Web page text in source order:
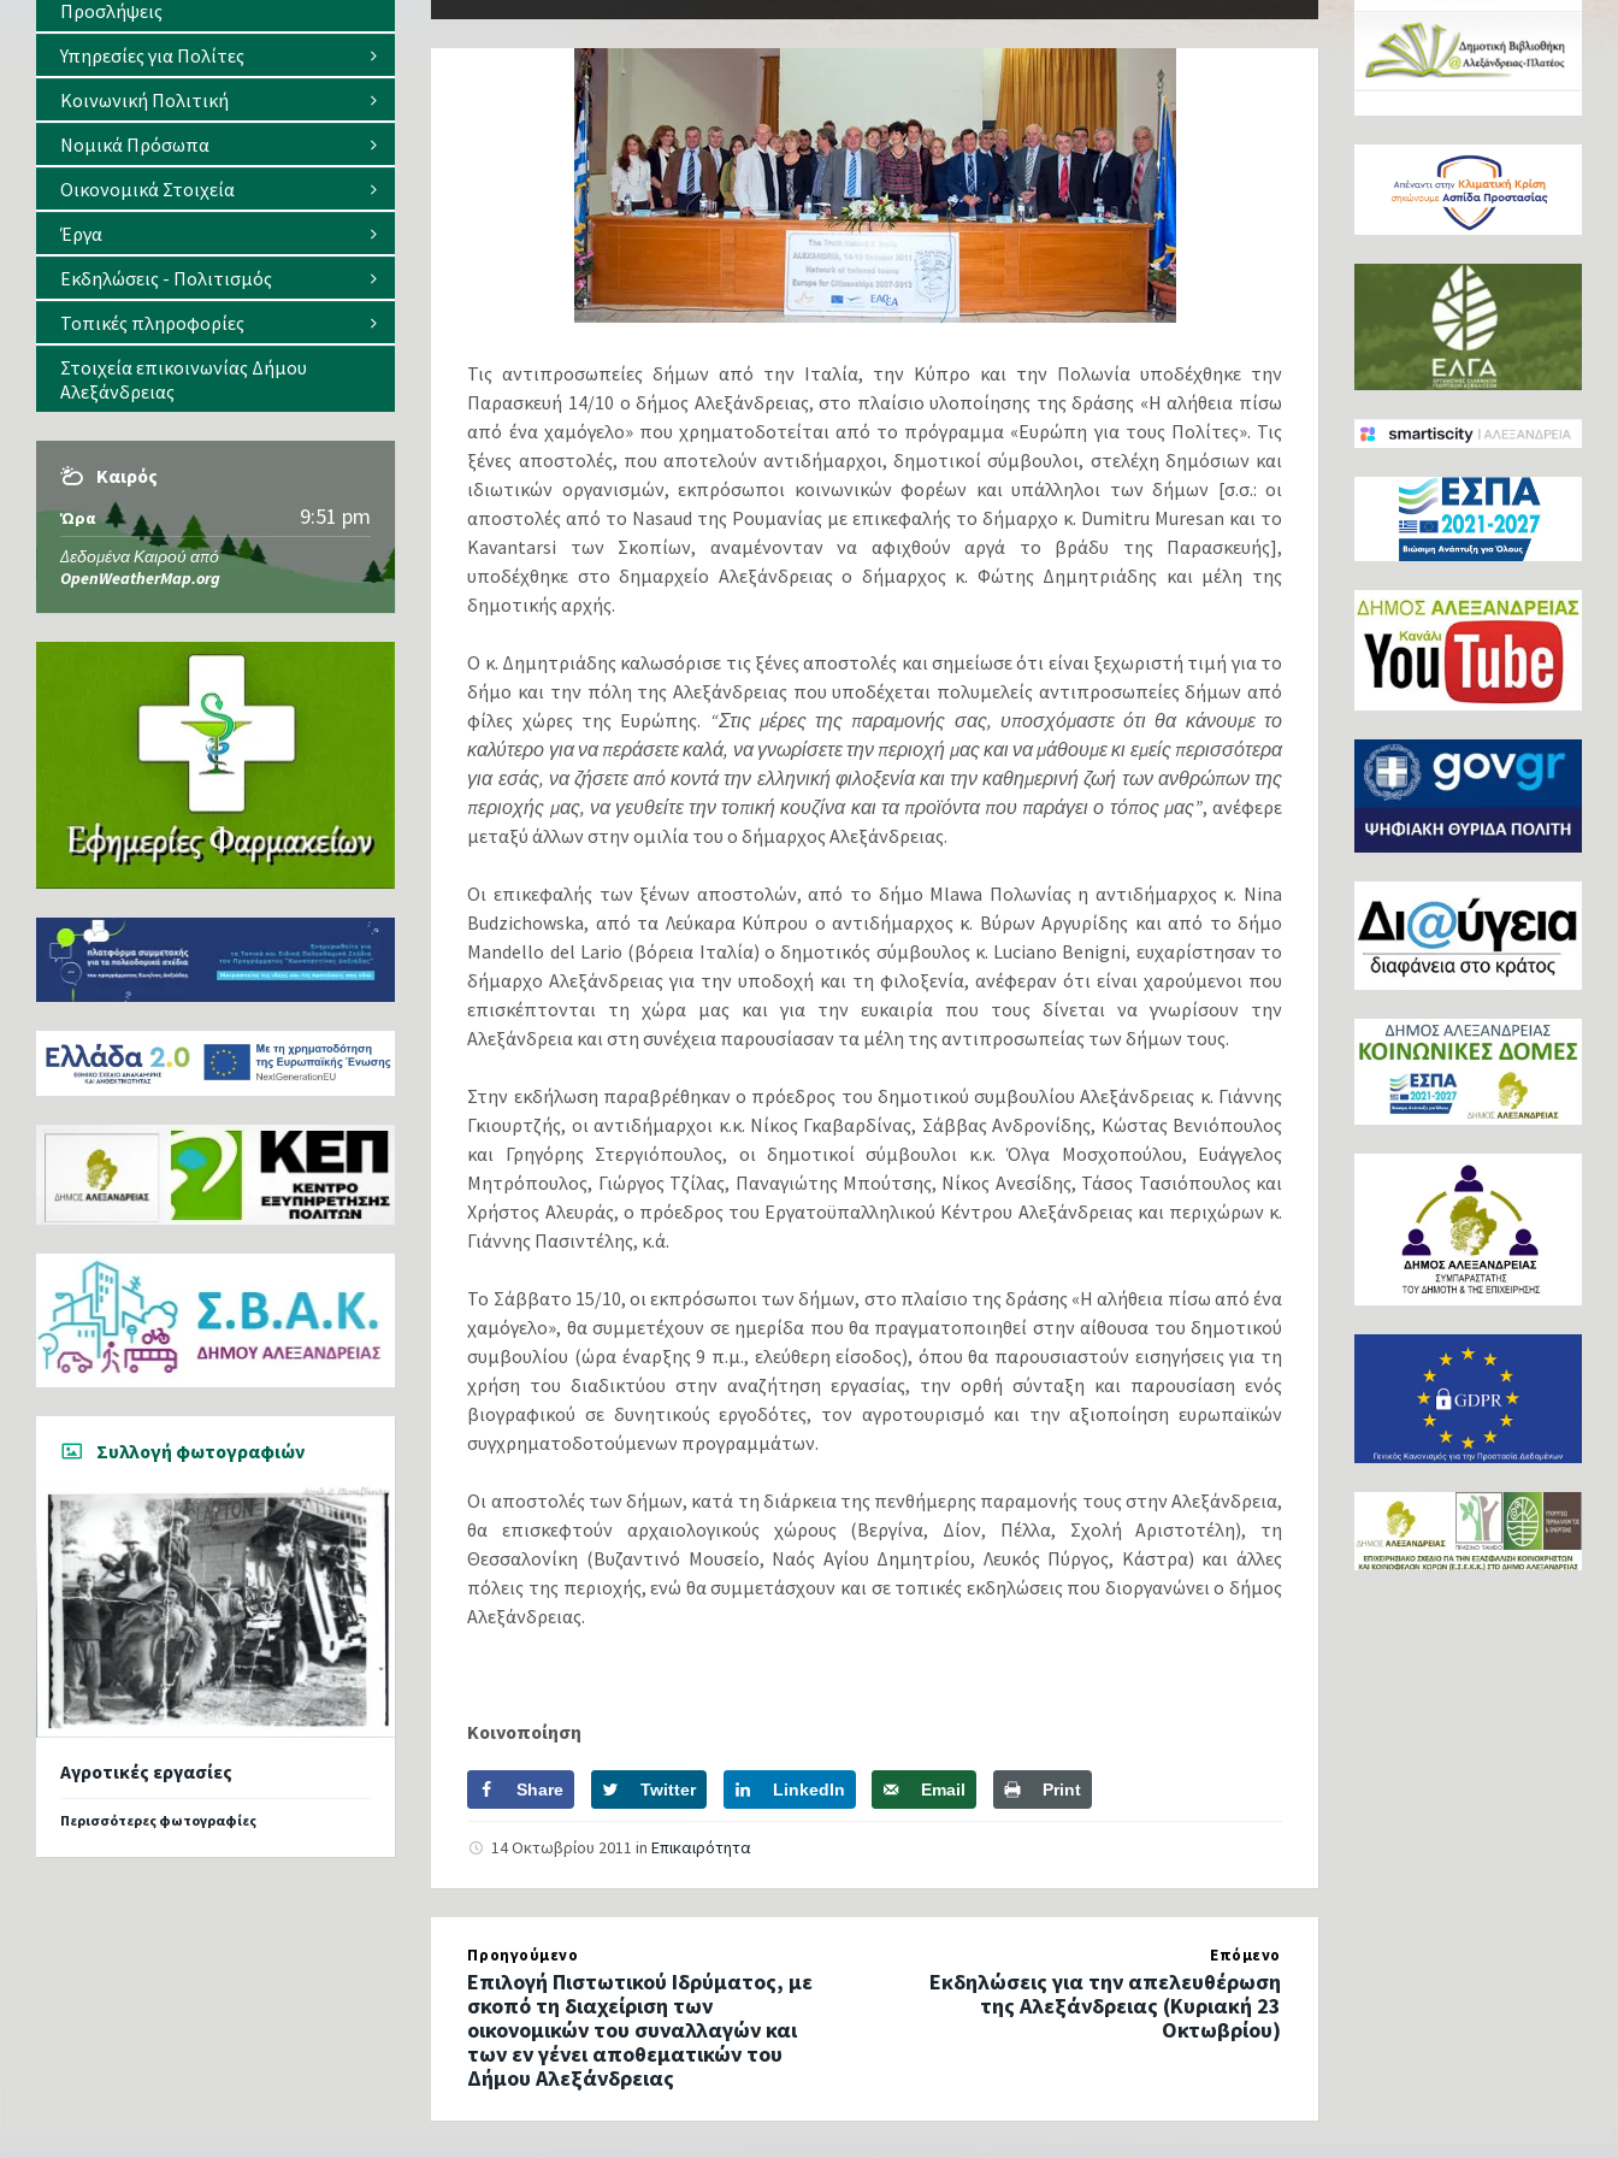
Τις αντιπροσωπείες δήμων από την Ιταλία, την Κύπρο και την Πολωνία υποδέχθηκε την
Παρασκευή 14/10 ο δήμος Αλεξάνδρειας, στο πλαίσιο υλοποίησης της δράσης «Η αλήθεια πίσω
από ένα χαμόγελο» που χρηματοδοτείται από το πρόγραμμα «Ευρώπη για τους Πολίτες». Τις
ξένες αποστολές, που αποτελούν αντιδήμαρχοι, δημοτικοί σύμβουλοι, στελέχη δημόσιων και
ιδιωτικών οργανισμών, εκπρόσωποι κοινωνικών φορέων και υπάλληλοι των δήμων [σ.σ.: οι
αποστολές από το Nasaud της Ρουμανίας με επικεφαλής το δήμαρχο κ. Dumitru Muresan και το
Κavantarsi των Σκοπίων, αναμένονταν να αφιχθούν αργά το βράδυ της Παρασκευής],
υποδέχθηκε στο δημαρχείο Αλεξάνδρειας ο δήμαρχος κ. Φώτης Δημητριάδης και μέλη της
δημοτικής αρχής.
Ο κ. Δημητριάδης καλωσόρισε τις ξένες αποστολές και σημείωσε ότι είναι ξεχωριστή τιμή για το
δήμο και την πόλη της Αλεξάνδρειας που υποδέχεται πολυμελείς αντιπροσωπείες δήμων από
φίλες χώρες της Ευρώπης. “Στις μέρες της παραμονής σας, υποσχόμαστε ότι θα κάνουμε το
καλύτερο για να περάσετε καλά, να γνωρίσετε την περιοχή μας και να μάθουμε κι εμείς περισσότερα
για εσάς, να ζήσετε από κοντά την ελληνική φιλοξενία και την καθημερινή ζωή των ανθρώπων της
περιοχής μας, να γευθείτε την τοπική κουζίνα και τα προϊόντα που παράγει ο τόπος μας”, ανέφερε
μεταξύ άλλων στην ομιλία του ο δήμαρχος Αλεξάνδρειας.
Οι επικεφαλής των ξένων αποστολών, από το δήμο Mlawa Πολωνίας η αντιδήμαρχος κ. Nina
Budzichowska, από τα Λεύκαρα Κύπρου ο αντιδήμαρχος κ. Βύρων Αργυρίδης και από το δήμο
Mandello del Lario (βόρεια Ιταλία) ο δημοτικός σύμβουλος κ. Luciano Benigni, ευχαρίστησαν το
δήμαρχο Αλεξάνδρειας για την υποδοχή και τη φιλοξενία, ανέφεραν ότι είναι χαρούμενοι που
επισκέπτονται τη χώρα μας και για την ευκαιρία που τους δίνεται να γνωρίσουν την
Αλεξάνδρεια και στη συνέχεια παρουσίασαν τα μέλη της αντιπροσωπείας των δήμων τους.
Στην εκδήλωση παραβρέθηκαν ο πρόεδρος του δημοτικού συμβουλίου Αλεξάνδρειας κ. Γιάννης
Γκιουρτζής, οι αντιδήμαρχοι κ.κ. Νίκος Γκαβαρδίνας, Σάββας Ανδρονίδης, Κώστας Βενιόπουλος
και Γρηγόρης Στεργιόπουλος, οι δημοτικοί σύμβουλοι κ.κ. Όλγα Μοσχοπούλου, Ευάγγελος
Μητρόπουλος, Γιώργος Τζίλας, Παναγιώτης Μπούτσης, Νίκος Ανεσίδης, Τάσος Τασιόπουλος και
Χρήστος Αλευράς, ο πρόεδρος του Εργατοϋπαλληλικού Κέντρου Αλεξάνδρειας και περιχώρων κ.
Γιάννης Πασιντέλης, κ.ά.
Το Σάββατο 15/10, οι εκπρόσωποι των δήμων, στο πλαίσιο της δράσης «Η αλήθεια πίσω από ένα
χαμόγελο», θα συμμετέχουν σε ημερίδα που θα πραγματοποιηθεί στην αίθουσα του δημοτικού
συμβουλίου (ώρα έναρξης 9 π.μ., ελεύθερη είσοδος), όπου θα παρουσιαστούν εισηγήσεις για τη
χρήση του διαδικτύου στην αναζήτηση εργασίας, την ορθή σύνταξη και παρουσίαση ενός
βιογραφικού σε δυνητικούς εργοδότες, τον αγροτουρισμό και την αξιοποίηση ευρωπαϊκών
συγχρηματοδοτούμενων προγραμμάτων.
Οι αποστολές των δήμων, κατά τη διάρκεια της πενθήμερης παραμονής τους στην Αλεξάνδρεια,
θα επισκεφτούν αρχαιολογικούς χώρους (Βεργίνα, Δίον, Πέλλα, Σχολή Αριστοτέλη), τη
Θεσσαλονίκη (Βυζαντινό Μουσείο, Ναός Αγίου Δημητρίου, Λευκός Πύργος, Κάστρα) και άλλες
πόλεις της περιοχής, ενώ θα συμμετάσχουν και σε τοπικές εκδηλώσεις που διοργανώνει ο δήμος
Αλεξάνδρειας.
Κοινοποίηση
Share Twitter LinkedIn Email Print
14 Οκτωβρίου 2011inΕπικαιρότητα
Προηγούμενο
Επιλογή Πιστωτικού Ιδρύματος, με
σκοπό τη διαχείριση των
οικονομικών του συναλλαγών και
των εν γένει αποθεματικών του
Δήμου Αλεξάνδρειας
Επόμενο
Εκδηλώσεις για την απελευθέρωση
της Αλεξάνδρειας (Κυριακή 23
Οκτωβρίου)
Προσλήψεις
Υπηρεσίες για Πολίτες
Κοινωνική Πολιτική
Νομικά Πρόσωπα
Οικονομικά Στοιχεία
Έργα
Εκδηλώσεις - Πολιτισμός
Τοπικές πληροφορίες
Στοιχεία επικοινωνίας Δήμου
Αλεξάνδρειας
Καιρός
Ώρα 9:51 pm
Δεδομένα Καιρού από
OpenWeatherMap.org
Συλλογή φωτογραφιών
Αγροτικές εργασίες
Περισσότερες φωτογραφίες